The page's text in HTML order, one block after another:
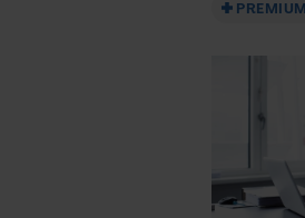
PREMIUM